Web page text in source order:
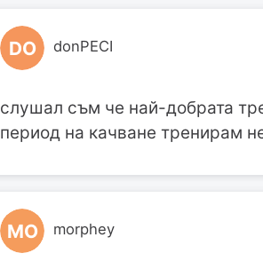
DO donPECI
слушал съм че най-добрата
период на качване тренирам
MO morphey